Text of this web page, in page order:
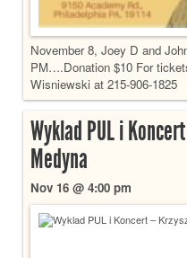
November 8, Joey D and
PM….Donation $10 For
Wisniewski at 215-906-1825
Wyklad PUL i
Medyna
Nov 16 @ 4:00 pm